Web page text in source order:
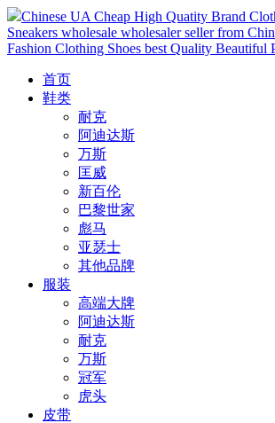
Chinese UA Cheap High Quatity Brand
Sneakers wholesale wholesaler seller from
Fashion Clothing Shoes best Quality Beautiful
首页
鞋类
耐克
阿迪达斯
万斯
匡威
新百伦
巴黎世家
彪马
亚瑟士
其他品牌
服装
高端大牌
阿迪达斯
耐克
万斯
冠军
虎头
皮带